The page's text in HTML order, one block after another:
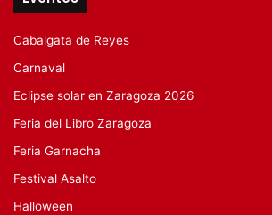
Cabalgata de Reyes
Carnaval
Eclipse solar en Zaragoza 2026
Feria del Libro Zaragoza
Feria Garnacha
Festival Asalto
Halloween